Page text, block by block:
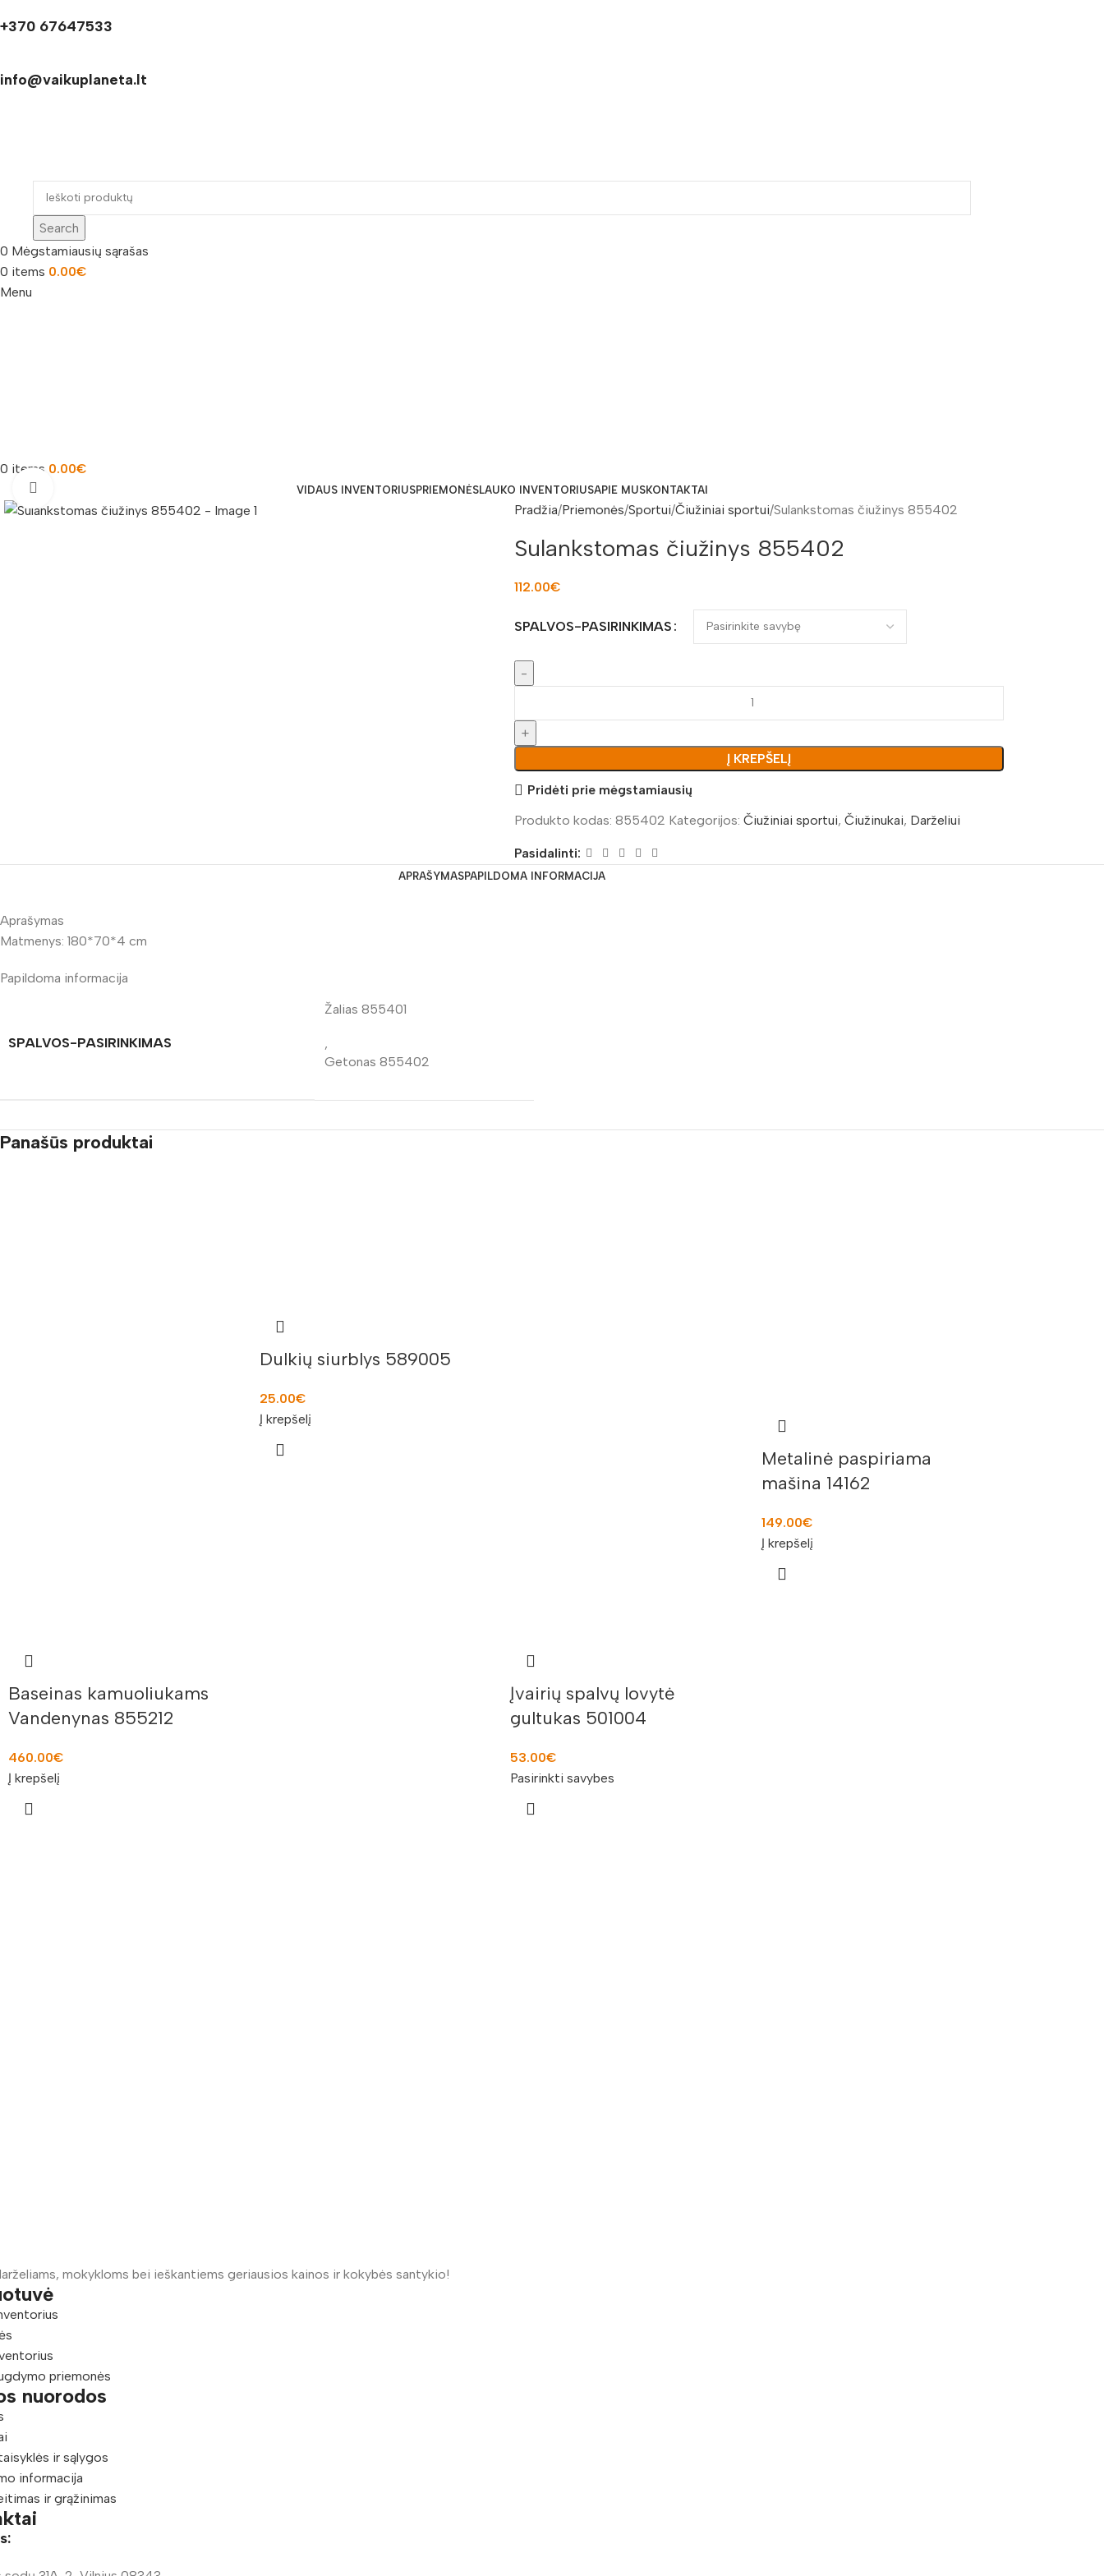
+370 67647533
info@vaikuplaneta.lt
Search
0 Mėgstamiausių sąrašas
0 items 0.00€
Menu
0 items 0.00€
VIDAUS INVENTORIUSPRIEMONĖSLAUKO INVENTORIUSAPIE MUSKONTAKTAI
Pradžia Priemonės Sportui Čiužiniai sportui Sulankstomas čiužinys 855402
Sulankstomas čiužinys 855402
112.00€
SPALVOS-PASIRINKIMAS
Į KREPŠELĮ
Pridėti prie mėgstamiausių
Produkto kodas: 855402 Kategorijos: Čiužiniai sportui, Čiužinukai, Darželiui
Pasidalinti:
APRAŠYMASPAPILDOMA INFORMACIJA
Aprašymas
Matmenys: 180*70*4 cm
Papildoma informacija
SPALVOS-PASIRINKIMAS
Žalias 855401
,
Getonas 855402
Panašūs produktai
Baseinas kamuoliukams
Vandenynas 855212
460.00€
Į krepšelį
Dulkių siurblys 589005
25.00€
Į krepšelį
Įvairių spalvų lovytė
gultukas 501004
53.00€
Pasirinkti savybes
Metalinė paspiriama
mašina 14162
149.00€
Į krepšelį
mokykloms bei ieškantiems geriausios kainos ir kokybės santykio!
priemonės
nuorodos
ir sąlygos
informacija
ir grąžinimas